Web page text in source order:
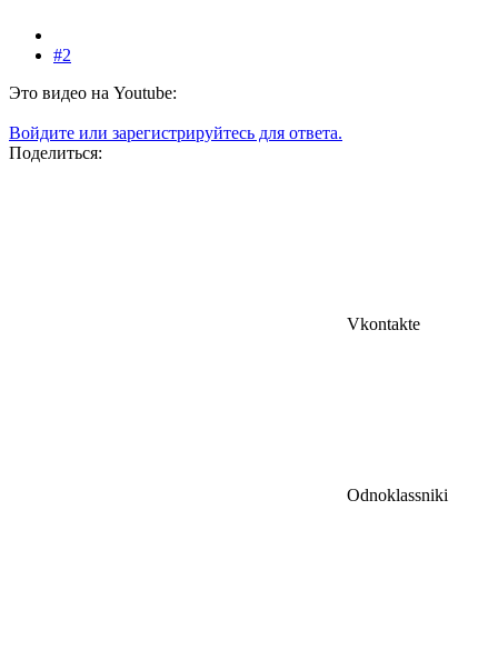
#2
Это видео на Youtube:
Войдите или зарегистрируйтесь для ответа.
Поделиться:
Vkontakte
Odnoklassniki